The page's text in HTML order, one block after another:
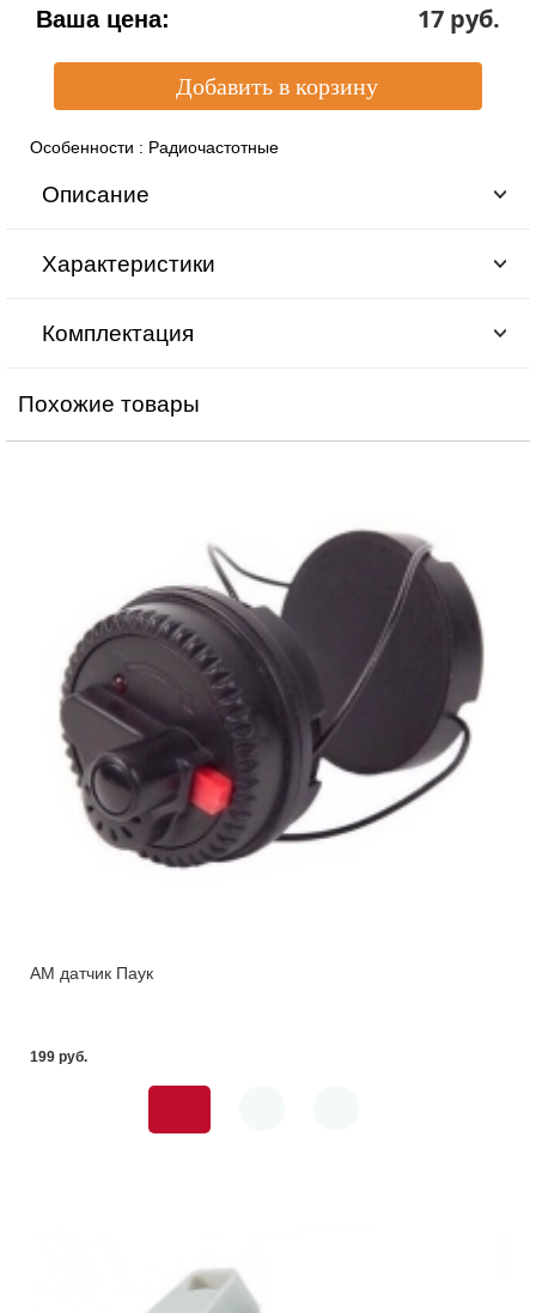
Ваша цена: 17 pуб.
Особенности : Радиочастотные
Описание
Характеристики
Комплектация
Похожие товары
АМ датчик Паук
199 pуб.